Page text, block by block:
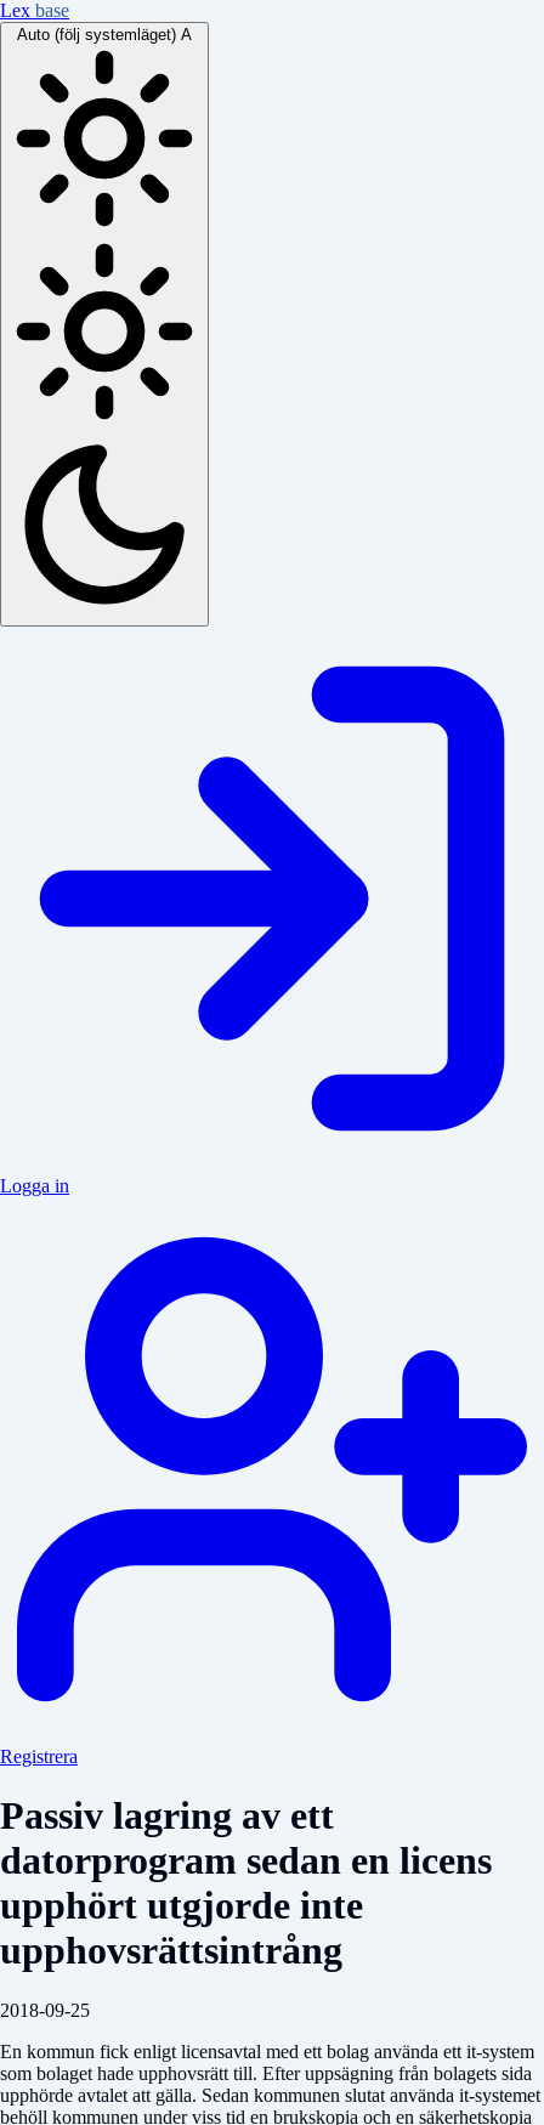
Lex base
Auto (följ systemläget) A
Logga in
Registrera
Passiv lagring av ett
datorprogram sedan en licens
upphört utgjorde inte
upphovsrättsintrång
2018-09-25
En kommun fick enligt licensavtal med ett bolag använda ett it-system
som bolaget hade upphovsrätt till. Efter uppsägning från bolagets sida
upphörde avtalet att gälla. Sedan kommunen slutat använda it-systemet
behöll kommunen under viss tid en brukskopia och en säkerhetskopia